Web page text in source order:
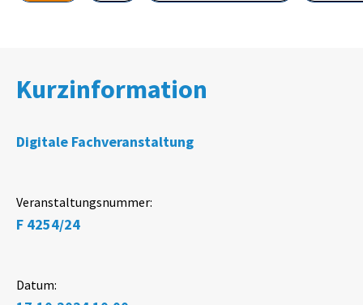
Kurzinformation
Digitale Fachveranstaltung
Veranstaltungsnummer:
F 4254/24
Datum: